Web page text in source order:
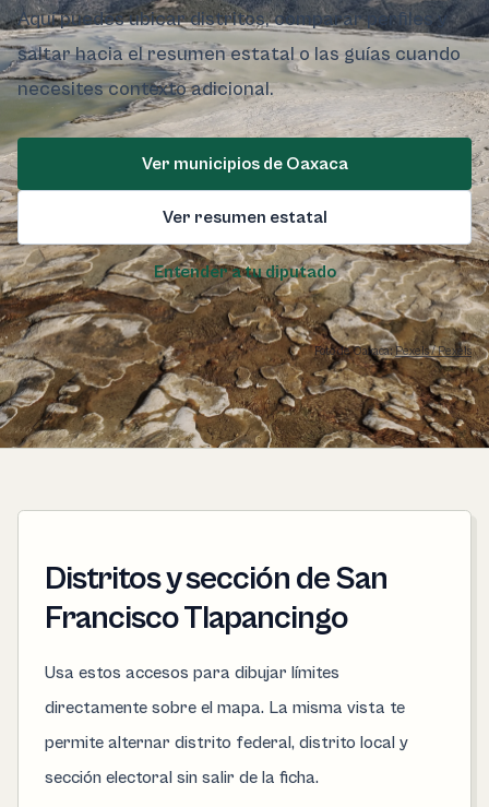
Aquí puedes ubicar distritos, comparar perfiles y
saltar hacia el resumen estatal o las guías cuando
necesites contexto adicional.
Ver municipios de Oaxaca
Ver resumen estatal
Entender a tu diputado
Foto de Oaxaca:Pexels / Pexels
Distritos y sección de San
Francisco Tlapancingo
Usa estos accesos para dibujar límites
directamente sobre el mapa. La misma vista te
permite alternar distrito federal, distrito local y
sección electoral sin salir de la ficha.